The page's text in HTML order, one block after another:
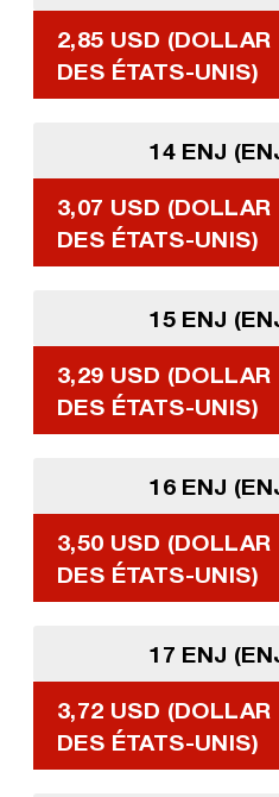
2,85 USD (DOLLAR
DES ÉTATS-UNIS)
14 ENJ
3,07 USD (DOLLAR
DES ÉTATS-UNIS)
15 ENJ
3,29 USD (DOLLAR
DES ÉTATS-UNIS)
16 ENJ
3,50 USD (DOLLAR
DES ÉTATS-UNIS)
17 ENJ
3,72 USD (DOLLAR
DES ÉTATS-UNIS)